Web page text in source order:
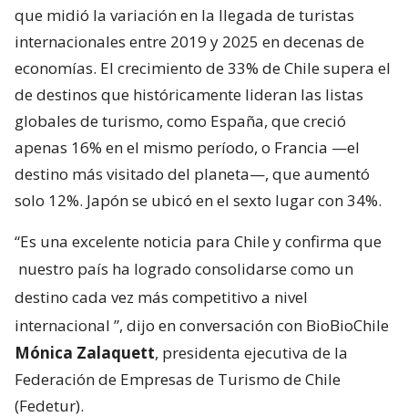
que midió la variación en la llegada de turistas
internacionales entre 2019 y 2025 en decenas de
economías. El crecimiento de 33% de Chile supera el
de destinos que históricamente lideran las listas
globales de turismo, como España, que creció
apenas 16% en el mismo período, o Francia —el
destino más visitado del planeta—, que aumentó
solo 12%. Japón se ubicó en el sexto lugar con 34%.
“Es una excelente noticia para Chile y confirma que
nuestro país ha logrado consolidarse como un
destino cada vez más competitivo a nivel
internacional ”, dijo en conversación con BioBioChile
Mónica Zalaquett, presidenta ejecutiva de la
Federación de Empresas de Turismo de Chile
(Fedetur).